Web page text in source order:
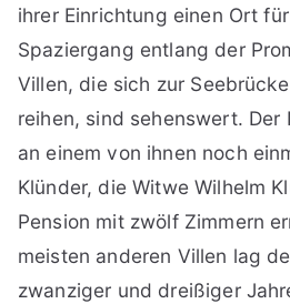
ihrer Einrichtung einen Ort
Spaziergang entlang der
Villen, die sich zur
reihen, sind sehenswert. Der
an einem von ihnen noch
Klünder, die Witwe Wilhelm
Pension mit zwölf Zimmern
meisten anderen Villen lag
zwanziger und dreißiger